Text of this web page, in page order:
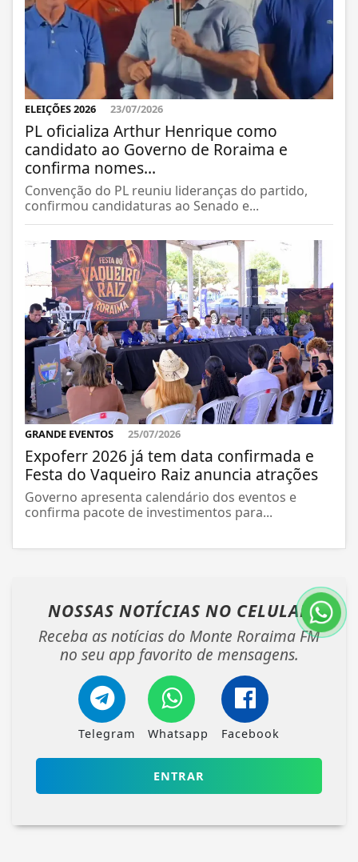
ELEIÇÕES 2026 23/07/2026
PL oficializa Arthur Henrique como
candidato ao Governo de Roraima e
confirma nomes...
Convenção do PL reuniu lideranças do partido,
confirmou candidaturas ao Senado e...
GRANDE EVENTOS 25/07/2026
Expoferr 2026 já tem data confirmada e
Festa do Vaqueiro Raiz anuncia atrações
Governo apresenta calendário dos eventos e
confirma pacote de investimentos para...
NOSSAS NOTÍCIAS NO CELULAR
Receba as notícias do Monte Roraima FM
no seu app favorito de mensagens.
Telegram Whatsapp Facebook
ENTRAR